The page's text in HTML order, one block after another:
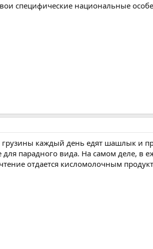
специфические национальные
грузины каждый день едят шашлык и
для парадного вида. На самом деле,
отдается кисломолочным